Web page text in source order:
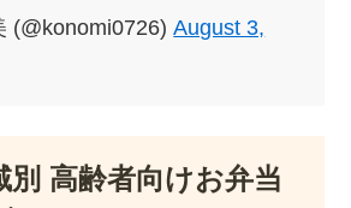
(@konomi0726)August 3,
別 高齢者向けお弁当